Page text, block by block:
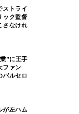
ストライ
ック監督
さなけれ
”に王手
ファン
バルセロ
が左ハム